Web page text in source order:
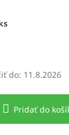
do: 11.8.2026
Pridať do